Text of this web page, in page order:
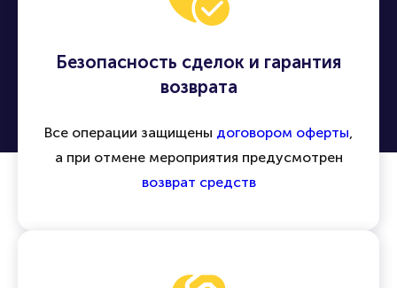
Безопасность сделок и гарантия
возврата
Все операции защищены договором оферты,
а при отмене мероприятия предусмотрен
возврат средств